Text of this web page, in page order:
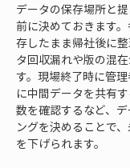
データの保存場所と
前に決めておきます
存したまま帰社後に
タ回収漏れや版の混
す。現場終了時に管
に中間データを共有
数を確認するなど、
ングを決めることで
を下げられます。